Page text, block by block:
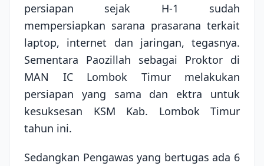
persiapan sejak H-1 sudah
mempersiapkan sarana prasarana terkait
laptop, internet dan jaringan, tegasnya.
Sementara Paozillah sebagai Proktor di
MAN IC Lombok Timur melakukan
persiapan yang sama dan ektra untuk
kesuksesan KSM Kab. Lombok Timur
tahun ini.
Sedangkan Pengawas yang bertugas ada 6